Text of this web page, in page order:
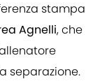
stampa
Agnelli, che
separazione.